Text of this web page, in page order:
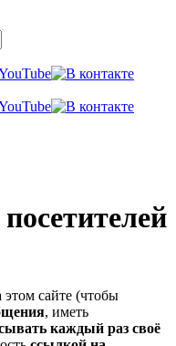
сайте (чтобы
, иметь
каждый раз своё